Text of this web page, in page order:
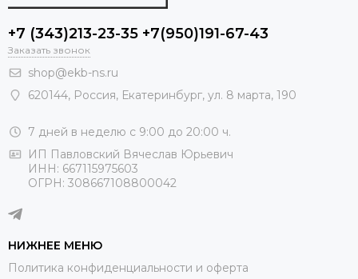
+7 (343)213-23-35 +7(950)191-67-43
Заказать звонок
shop@ekb-ns.ru
620144, Россия, Екатеринбург, ул. 8 марта, 190
7 дней в неделю с 9:00 до 20:00 ч.
ИП Павловский Вячеслав Юрьевич
ИНН: 667115975603
ОГРН: 308667108800042
НИЖНЕЕ МЕНЮ
Политика конфиденциальности и оферта